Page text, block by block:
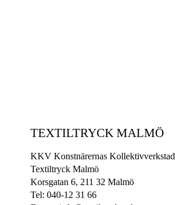
TEXTILTRYCK MALMÖ
KKV Konstnärernas Kollektivverkstad
Textiltryck Malmö
Korsgatan 6, 211 32 Malmö
Tel: 040-12 31 66